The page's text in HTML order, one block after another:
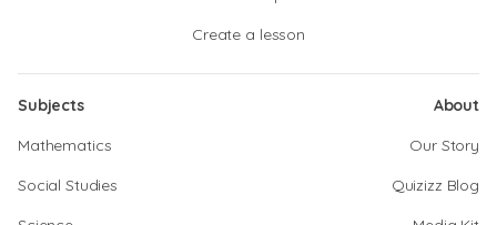
Create a lesson
Subjects
Mathematics
Social Studies
About
Our Story
Quizizz Blog